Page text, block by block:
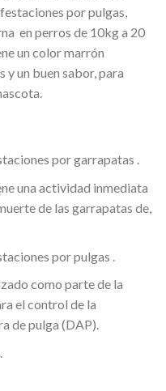
por pulgas,
en perros de 10kg a 20
un color marrón
y un buen sabor, para
por garrapatas .
una actividad inmediata
de las garrapatas de,
por pulgas .
como parte de la
el control de la
de pulga (DAP).